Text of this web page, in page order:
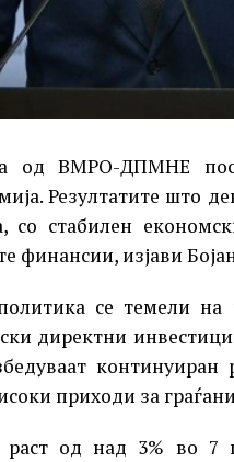
од ВМРО-ДПМНЕ
Резултатите што
со стабилен
финансии, изјави
се темели
директни
приходи за
од над 3% во 7